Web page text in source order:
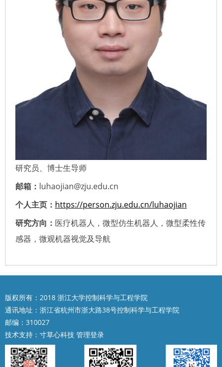
研究员、博士生导师
邮箱： luhaojian@zju.edu.cn
个人主页： https://person.zju.edu.cn/luhaojian
研究方向： 医疗机器人，微型仿生机器人，微型柔性传
感器，微观机器视觉及导航
版权所有：2018 浙江大学控制科学与工程学院
通讯地址：浙江省杭州市浙大路38号控制科学与工程学院
邮编：310027
技术支持： 寸草心科技 管理登录